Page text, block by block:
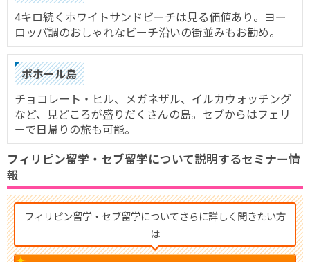
4キロ続くホワイトサンドビーチは見る価値あり。ヨー
ロッパ調のおしゃれなビーチ沿いの街並みもお勧め。
ボホール島
チョコレート・ヒル、メガネザル、イルカウォッチング
など、見どころが盛りだくさんの島。セブからはフェリ
ーで日帰りの旅も可能。
フィリピン留学・セブ留学について説明するセミナー情
報
フィリピン留学・セブ留学についてさらに詳しく聞きたい方
は